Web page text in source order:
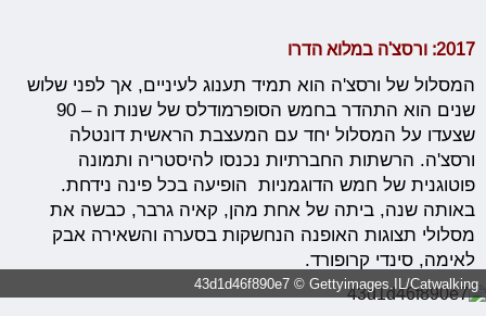
2017: ורסצ'ה במלוא הדרו
המסלול של ורסצ'ה הוא תמיד תענוג לעיניים, אך לפני שלוש
שנים הוא התהדר בחמש הסופרמודלס של שנות ה – 90
שצעדו על המסלול יחד עם המעצבת הראשית דונטלה
ורסצ'ה. הרשתות החברתיות נכנסו להיסטריה ותמונה
פוטוגנית של חמש הדוגמניות הופיעה בכל פינה נידחת.
באותה שנה, ביתה של אחת מהן, קאיה גרבר, כבשה את
מסלולי תצוגות האופנה הנחשקות בסערה והשאירה אבק
לאימה, סינדי קרופורד.
43d1d46f890e7 © Gettyimages.IL/Catwalking